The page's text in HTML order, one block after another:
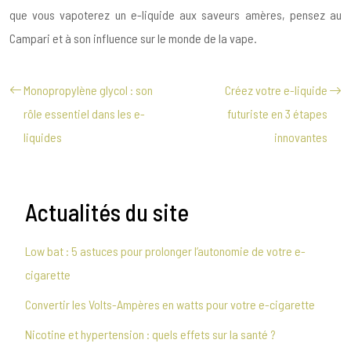
que vous vapoterez un e-liquide aux saveurs amères, pensez au
Campari et à son influence sur le monde de la vape.
Monopropylène glycol : son
rôle essentiel dans les e-
liquides
Créez votre e-liquide
futuriste en 3 étapes
innovantes
Actualités du site
Low bat : 5 astuces pour prolonger l’autonomie de votre e-
cigarette
Convertir les Volts-Ampères en watts pour votre e-cigarette
Nicotine et hypertension : quels effets sur la santé ?